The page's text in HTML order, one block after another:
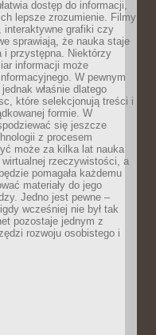
dostęp do informacji,
lepsze zrozumienie. Filmy
interaktywne grafiki czy
sprawiają, że nauka staje
i przystępna. Niektórzy
informacji może
W pewnym
właśnie dlatego
które selekcjonują treści i
formie. W
się jeszcze
z procesem
może za kilka lat nauka
rzeczywistości, a
pomagała każdemu
materiały do jego
Jedno jest pewne –
wcześniej nie był tak
pozostaje jednym z
rozwoju osobistego i